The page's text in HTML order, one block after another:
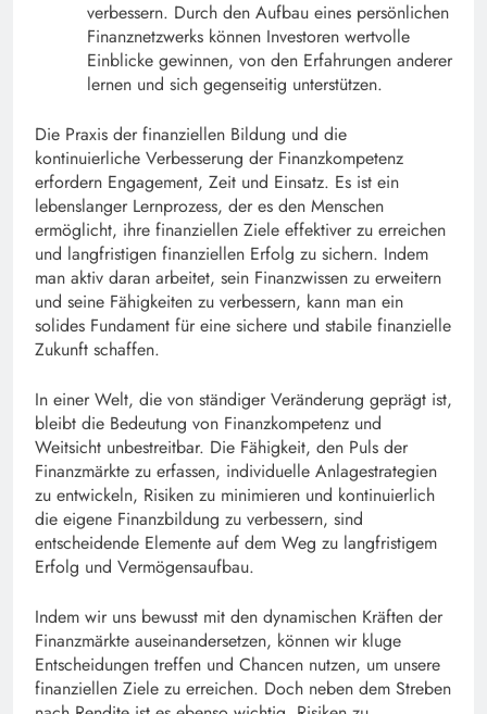
verbessern. Durch den Aufbau eines persönlichen
Finanznetzwerks können Investoren wertvolle
Einblicke gewinnen, von den Erfahrungen anderer
lernen und sich gegenseitig unterstützen.
Die Praxis der finanziellen Bildung und die
kontinuierliche Verbesserung der Finanzkompetenz
erfordern Engagement, Zeit und Einsatz. Es ist ein
lebenslanger Lernprozess, der es den Menschen
ermöglicht, ihre finanziellen Ziele effektiver zu erreichen
und langfristigen finanziellen Erfolg zu sichern. Indem
man aktiv daran arbeitet, sein Finanzwissen zu erweitern
und seine Fähigkeiten zu verbessern, kann man ein
solides Fundament für eine sichere und stabile finanzielle
Zukunft schaffen.
In einer Welt, die von ständiger Veränderung geprägt ist,
bleibt die Bedeutung von Finanzkompetenz und
Weitsicht unbestreitbar. Die Fähigkeit, den Puls der
Finanzmärkte zu erfassen, individuelle Anlagestrategien
zu entwickeln, Risiken zu minimieren und kontinuierlich
die eigene Finanzbildung zu verbessern, sind
entscheidende Elemente auf dem Weg zu langfristigem
Erfolg und Vermögensaufbau.
Indem wir uns bewusst mit den dynamischen Kräften der
Finanzmärkte auseinandersetzen, können wir kluge
Entscheidungen treffen und Chancen nutzen, um unsere
finanziellen Ziele zu erreichen. Doch neben dem Streben